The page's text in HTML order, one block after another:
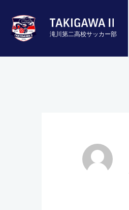
滝川第二高校サッカー部